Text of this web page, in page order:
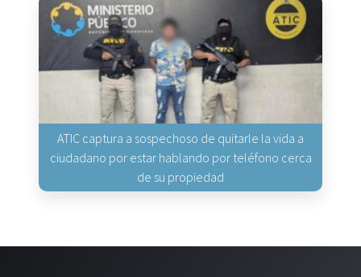
ATIC captura a sospechoso de quitarle la vida a
ciudadano por estar hablando por teléfono cerca
de su propiedad